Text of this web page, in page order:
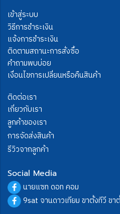
เข้าสู่ระบบ
วิธีการชำระเงิน
แจ้งการชำระเงิน
ติดตามสถานะการสั่งซื้อ
คำถามพบบ่อย
เงื่อนไขการเปลี่ยนหรือคืนสินค้า
ติดต่อเรา
เกี่ยวกับเรา
ลูกค้าของเรา
การจัดส่งสินค้า
รีวิวจากลูกค้า
Social Media
นายแซท ดอท คอม
9sat จานดาวเทียม ขาตั้งทีวี ข